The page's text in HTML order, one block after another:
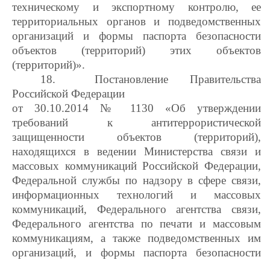
техническому и экспортному контролю, ее
территориальных органов и подведомственных
организаций и формы паспорта безопасности
объектов (территорий) этих объектов
(территорий)».
18.
Постановление Правительства
Российской Федерации
от 30.10.2014 № 1130 «Об утверждении
требований к антитеррористической
защищенности объектов (территорий),
находящихся в ведении Министерства связи и
массовых коммуникаций Российской Федерации,
Федеральной службы по надзору в сфере связи,
информационных технологий и массовых
коммуникаций, Федерального агентства связи,
Федерального агентства по печати и массовым
коммуникациям, а также подведомственных им
организаций, и формы паспорта безопасности